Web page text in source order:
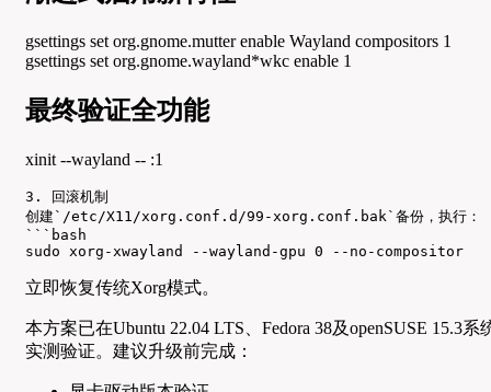
gsettings set org.gnome.mutter enable Wayland compositors 1
gsettings set org.gnome.wayland*wkc enable 1
最终验证全功能
xinit --wayland -- :1
3. 回滚机制
创建`/etc/X11/xorg.conf.d/99-xorg.conf.bak`备份，执行：
```bash
sudo xorg-xwayland --wayland-gpu 0 --no-compositor
立即恢复传统Xorg模式。
本方案已在Ubuntu 22.04 LTS、Fedora 38及openSUSE 15.3系
实测验证。建议升级前完成：